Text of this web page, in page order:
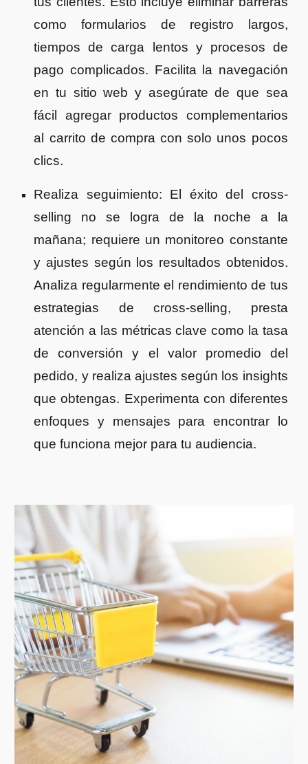
como formularios de registro largos,
tiempos de carga lentos y procesos de
pago complicados. Facilita la navegación
en tu sitio web y asegúrate de que sea
fácil agregar productos complementarios
al carrito de compra con solo unos pocos
clics.
Realiza seguimiento: El éxito del cross-
selling no se logra de la noche a la
mañana; requiere un monitoreo constante
y ajustes según los resultados obtenidos.
Analiza regularmente el rendimiento de tus
estrategias de cross-selling, presta
atención a las métricas clave como la tasa
de conversión y el valor promedio del
pedido, y realiza ajustes según los insights
que obtengas. Experimenta con diferentes
enfoques y mensajes para encontrar lo
que funciona mejor para tu audiencia.